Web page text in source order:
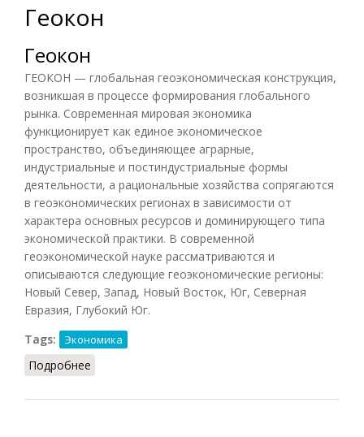
Геокон
Геокон
ГЕОКОН — глобальная геоэкономическая конструкция,
возникшая в процессе формирования глобального
рынка. Современная мировая экономика
функционирует как единое экономическое
пространство, объединяющее аграрные,
индустриальные и постиндустриальные формы
деятельности, а рациональные хозяйства сопрягаются
в геоэкономических регионах в зависимости от
характера основных ресурсов и доминирующего типа
экономической практики. В современной
геоэкономической науке рассматриваются и
описываются следующие геоэкономические регионы:
Новый Север, Запад, Новый Восток, Юг, Северная
Евразия, Глубокий Юг.
Tags:
Экономика
Подробнее